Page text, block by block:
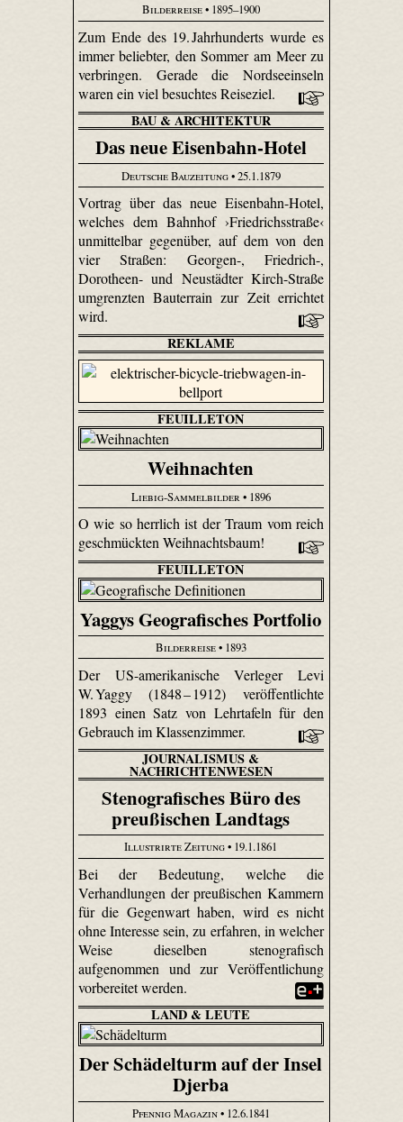
Bilderreise• 1895–1900
Zum Ende des 19. Jahrhunderts wurde es
immer beliebter, den Sommer am Meer zu
verbringen. Gerade die Nordseeinseln
waren ein viel besuchtes Reiseziel.
BAU & ARCHITEKTUR
Das neue Eisenbahn-Hotel
Deutsche Bauzeitung• 25.1.1879
Vortrag über das neue Eisenbahn-Hotel,
welches dem Bahnhof ›Friedrichsstraße‹
unmittelbar gegenüber, auf dem von den
vier Straßen: Georgen-, Friedrich-,
Dorotheen- und Neustädter Kirch-Straße
umgrenzten Bauterrain zur Zeit errichtet
wird.
REKLAME
FEUILLETON
Weihnachten
Liebig-Sammelbilder• 1896
O wie so herrlich ist der Traum vom reich
geschmückten Weihnachtsbaum!
FEUILLETON
Yaggys Geografisches Portfolio
Bilderreise• 1893
Der US-amerikanische Verleger Levi
W. Yaggy (1848 – 1912) veröffentlichte
1893 einen Satz von Lehrtafeln für den
Gebrauch im Klassenzimmer.
JOURNALISMUS &
NACHRICHTENWESEN
Stenografisches Büro des
preußischen Landtags
Illustrirte Zeitung• 19.1.1861
Bei der Bedeutung, welche die
Verhandlungen der preußischen Kammern
für die Gegenwart haben, wird es nicht
ohne Interesse sein, zu erfahren, in welcher
Weise dieselben stenografisch
aufgenommen und zur Veröffentlichung
vorbereitet werden.
LAND & LEUTE
Der Schädelturm auf der Insel
Djerba
Pfennig Magazin• 12.6.1841